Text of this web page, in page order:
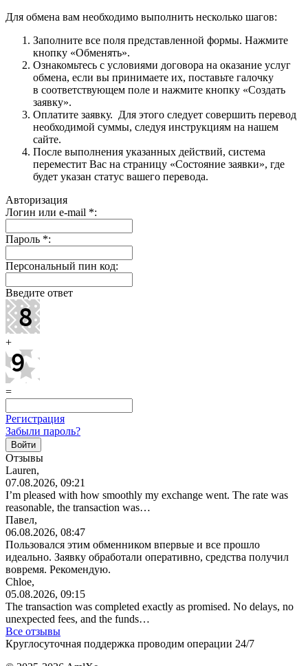
Для обмена вам необходимо выполнить несколько шагов:
Заполните все поля представленной формы. Нажмите
кнопку «Обменять».
Ознакомьтесь с условиями договора на оказание услуг
обмена, если вы принимаете их, поставьте галочку
в соответствующем поле и нажмите кнопку «Создать
заявку».
Оплатите заявку. Для этого следует совершить перевод
необходимой суммы, следуя инструкциям на нашем
сайте.
После выполнения указанных действий, система
переместит Вас на страницу «Состояние заявки», где
будет указан статус вашего перевода.
Авторизация
Логин или e-mail *:
Пароль *:
Персональный пин код:
Введите ответ
+
=
Регистрация
Забыли пароль?
Отзывы
Lauren,
07.08.2026, 09:21
I’m pleased with how smoothly my exchange went. The rate was
reasonable, the transaction was…
Павел,
06.08.2026, 08:47
Пользовался этим обменником впервые и все прошло
идеально. Заявку обработали оперативно, средства получил
вовремя. Рекомендую.
Chloe,
05.08.2026, 09:15
The transaction was completed exactly as promised. No delays, no
unexpected fees, and the funds…
Все отзывы
Круглосуточная поддержка проводим операции 24/7